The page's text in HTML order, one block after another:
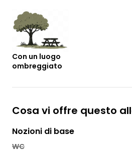
Con un luogo
ombreggiato
Cosa vi offre questo
Nozioni di base
WC